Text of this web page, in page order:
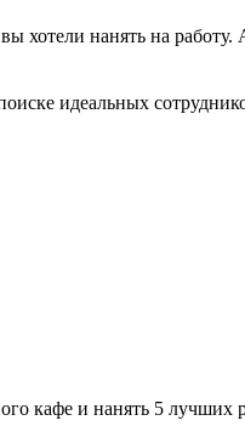
хотели нанять на
идеальных
кафе и нанять 5 лучших